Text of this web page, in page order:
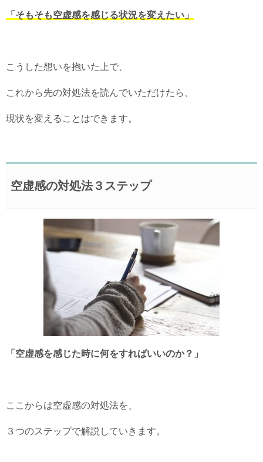
「そもそも空虚感を感じる状況を変えたい」
こうした想いを抱いた上で、
これから先の対処法を読んでいただけたら、
現状を変えることはできます。
空虚感の対処法３ステップ
「空虚感を感じた時に何をすればいいのか？」
ここからは空虚感の対処法を、
３つのステップで解説していきます。